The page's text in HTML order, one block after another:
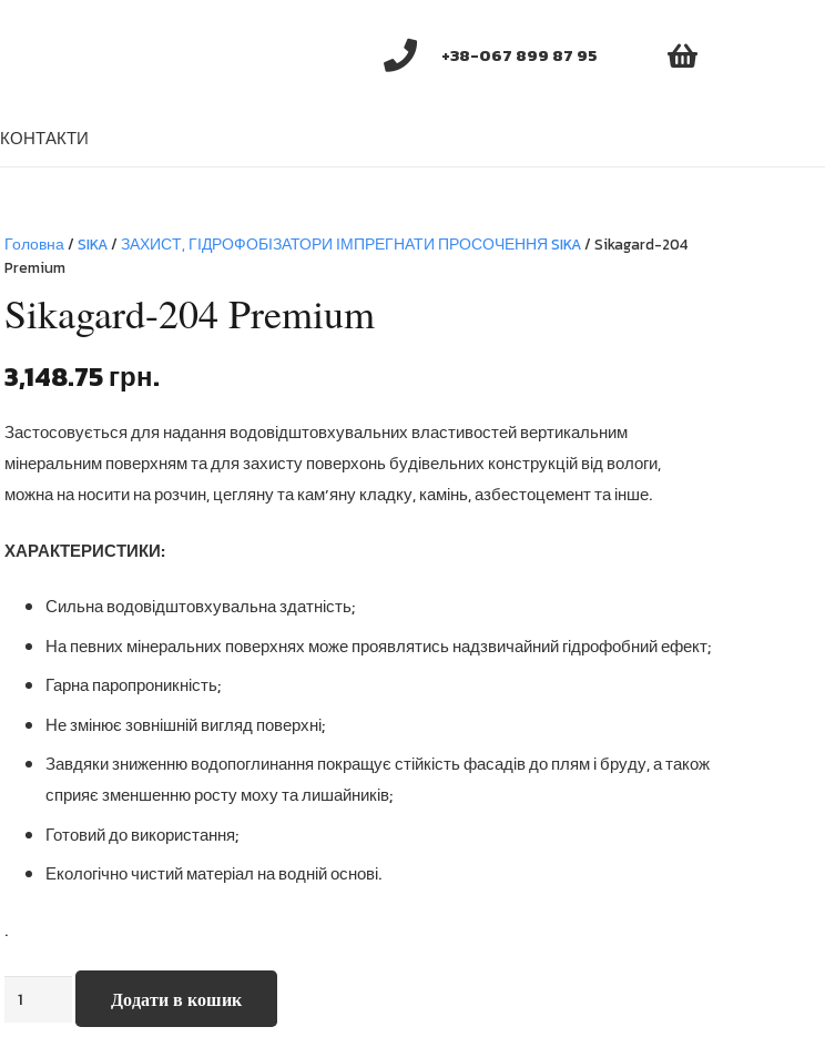
+38-067 899 87 95
КОНТАКТИ
Головна/ SIKA/ ЗАХИСТ, ГІДРОФОБІЗАТОРИ ІМПРЕГНАТИ ПРОСОЧЕННЯ SIKA/ Sikagard-204
Premium
Sikagard-204 Premium
3,148.75грн.
Застосовується для надання водовідштовхувальних властивостей вертикальним
мінеральним поверхням та для захисту поверхонь будівельних конструкцій від вологи,
можна на носити на розчин, цегляну та кам’яну кладку, камінь, азбестоцемент та інше.
ХАРАКТЕРИСТИКИ:
Сильна водовідштовхувальна здатність;
На певних мінеральних поверхнях може проявлятись надзвичайний гідрофобний ефект;
Гарна паропроникність;
Не змінює зовнішній вигляд поверхні;
Завдяки зниженню водопоглинання покращує стійкість фасадів до плям і бруду, а також
сприяє зменшенню росту моху та лишайників;
Готовий до використання;
Екологічно чистий матеріал на водній основі.
.
Sikagard-
Додати в кошик